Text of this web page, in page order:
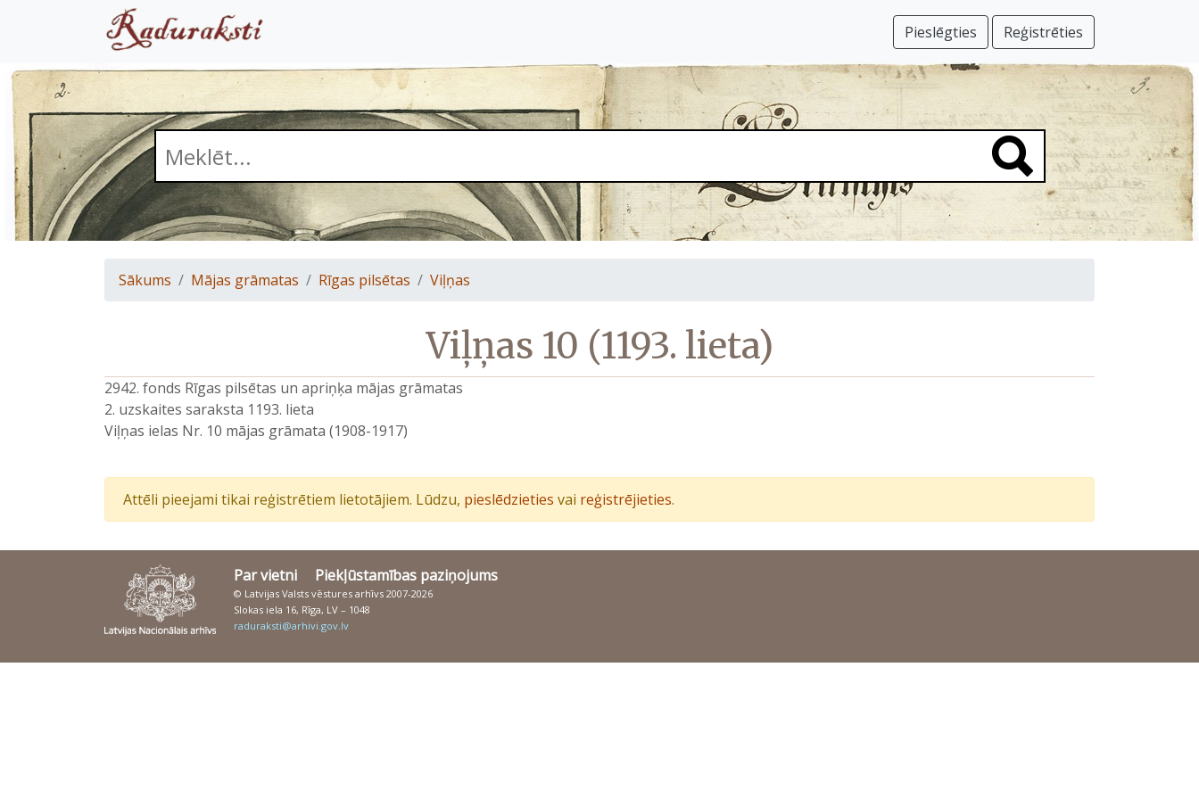
Pieslēgties Reģistrēties
Sākums Mājas grāmatas Rīgas pilsētas Viļņas
Viļņas 10 (1193. lieta)
2942. fonds Rīgas pilsētas un apriņķa mājas grāmatas
2. uzskaites saraksta 1193. lieta
Viļņas ielas Nr. 10 mājas grāmata (1908-1917)
Attēli pieejami tikai reģistrētiem lietotājiem. Lūdzu, pieslēdzieties vai reģistrējieties.
Par vietni Piekļūstamības paziņojums
© Latvijas Valsts vēstures arhīvs 2007-2026
Slokas iela 16, Rīga, LV – 1048
raduraksti@arhivi.gov.lv